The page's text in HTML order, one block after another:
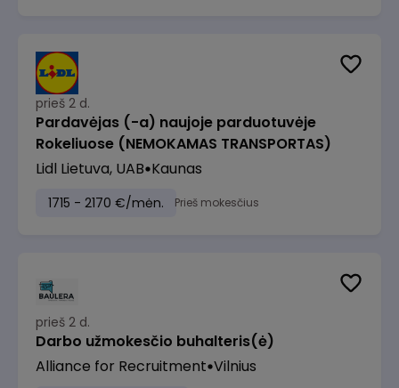
prieš 2 d.
Pardavėjas (-a) naujoje parduotuvėje
Rokeliuose (NEMOKAMAS TRANSPORTAS)
Lidl Lietuva, UAB Kaunas
1715 - 2170 €/mėn. Prieš mokesčius
prieš 2 d.
Darbo užmokesčio buhalteris(ė)
Alliance for Recruitment Vilnius